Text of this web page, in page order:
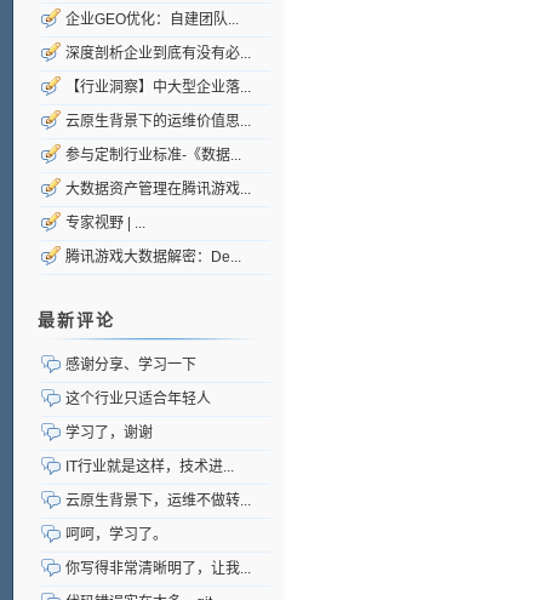
企业GEO优化：自建团队...
深度剖析企业到底有没有必...
【行业洞察】中大型企业落...
云原生背景下的运维价值思...
参与定制行业标准-《数据...
大数据资产管理在腾讯游戏...
专家视野 | ...
腾讯游戏大数据解密：De...
最新评论
感谢分享、学习一下
这个行业只适合年轻人
学习了，谢谢
IT行业就是这样，技术进...
云原生背景下，运维不做转...
呵呵，学习了。
你写得非常清晰明了，让我...